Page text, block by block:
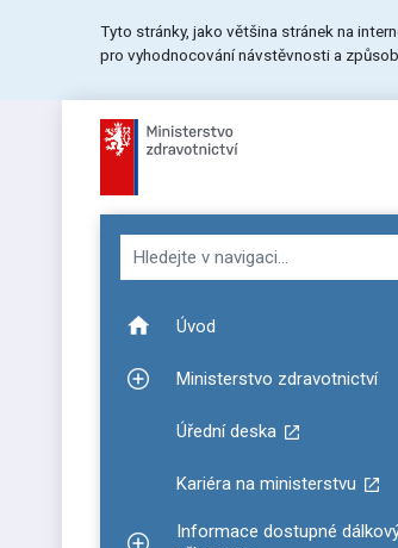
Tyto stránky, jako většina stránek na
pro vyhodnocování návstěvnosti a
Hledat v navigaci
Úvod
Zobrazit podmenu pro
Ministerstvo zdravotnictví
Úřední deska
Kariéra na ministerstvu
Informace dostupné